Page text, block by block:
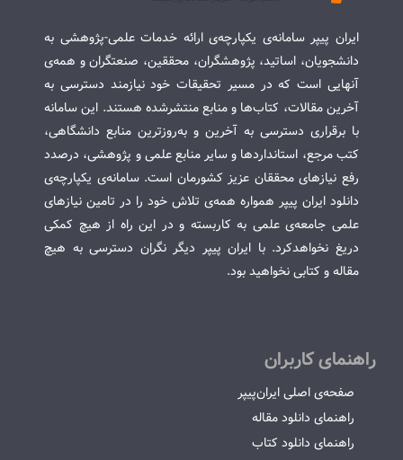
ایران پیپر سامانه‌ی یکپارچه‌ی ارائه خدمات علمی-پژوهشی به
دانشجویان، اساتید، پژوهشگران، محققین، صنعتگران و همه‌ی
آنهایی است که در مسیر تحقیقات خود نیازمند دسترسی به
آخرین مقالات، کتاب‌ها و منابع منتشرشده هستند. این سامانه
با برقراری دسترسی به آخرین و به‌روزترین منابع دانشگاهی،
کتب مرجع، استانداردها و سایر منابع علمی و پژوهشی، درصدد
رفع نیازهای محققان عزیز کشورمان است. سامانه‌ی یکپارچه‌ی
دانلود ایران پیپر همواره همه‌ی تلاش خود را در تامین نیازهای
علمی جامعه‌ی علمی به کاربسته و در این راه از هیچ کمکی
دریغ نخواهدکرد. با ایران پیپر دیگر نگران دسترسی به هیچ
مقاله و کتابی نخواهید بود.
راهنمای کاربران
صفحه‌ی اصلی ایران‌پیپر
راهنمای دانلود مقاله
راهنمای دانلود کتاب